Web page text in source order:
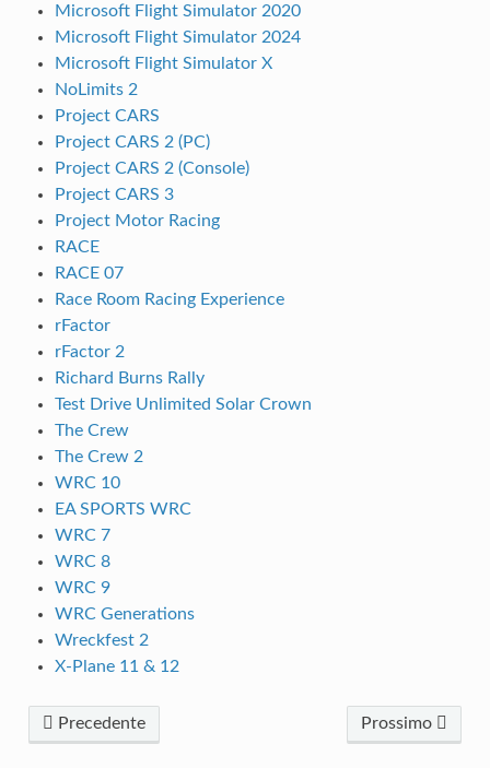
Microsoft Flight Simulator 2020
Microsoft Flight Simulator 2024
Microsoft Flight Simulator X
NoLimits 2
Project CARS
Project CARS 2 (PC)
Project CARS 2 (Console)
Project CARS 3
Project Motor Racing
RACE
RACE 07
Race Room Racing Experience
rFactor
rFactor 2
Richard Burns Rally
Test Drive Unlimited Solar Crown
The Crew
The Crew 2
WRC 10
EA SPORTS WRC
WRC 7
WRC 8
WRC 9
WRC Generations
Wreckfest 2
X-Plane 11 & 12
Precedente Prossimo